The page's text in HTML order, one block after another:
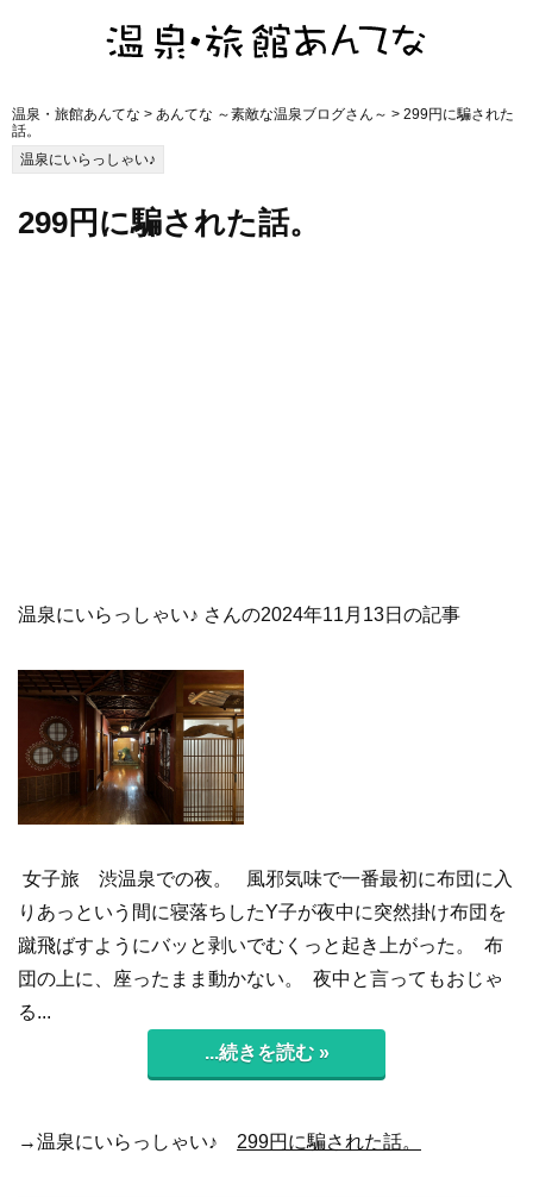
温泉・旅館あんてな > あんてな ～素敵な温泉ブログさん～ > 299円に騙された
話。
温泉にいらっしゃい♪
299円に騙された話。
温泉にいらっしゃい♪ さんの2024年11月13日の記事
女子旅 渋温泉での夜。 風邪気味で一番最初に布団に入
りあっという間に寝落ちしたY子が夜中に突然掛け布団を
蹴飛ばすようにバッと剥いでむくっと起き上がった。 布
団の上に、座ったまま動かない。 夜中と言ってもおじゃ
る...
...続きを読む »
→温泉にいらっしゃい♪ 299円に騙された話。